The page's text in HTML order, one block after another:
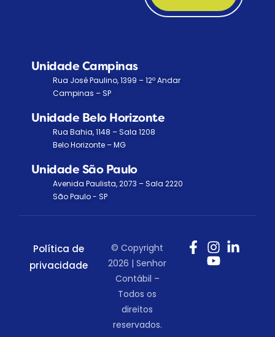
Unidade Campinas
Rua José Paulino, 1399 – 12º Andar
Campinas – SP
Unidade Belo Horizonte
Rua Bahia, 1148 – Sala 1208
Belo Horizonte – MG
Unidade São Paulo
Avenida Paulista, 2073 – Sala 2220
São Paulo - SP
Política de
privacidade
© Copyright
2026 | Senhor
Contábil –
Todos os
direitos
reservados.